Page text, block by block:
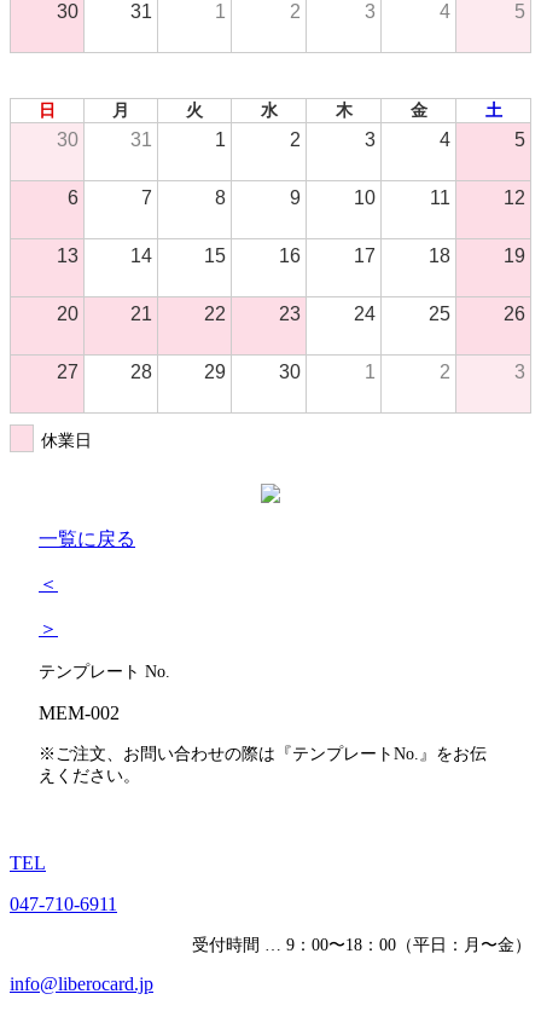
30 31 1 2 3 4 5
日 月 火 水 木 金 土
30 31 1 2 3 4 5
6 7 8 9 10 11 12
13 14 15 16 17 18 19
20 21 22 23 24 25 26
27 28 29 30 1 2 3
休業日
一覧に戻る
＜
＞
テンプレート No.
MEM-002
※ご注文、お問い合わせの際は『テンプレートNo.』をお伝
えください。
TEL
047-710-6911
受付時間 … 9：00〜18：00（平日：月〜金）
info@liberocard.jp